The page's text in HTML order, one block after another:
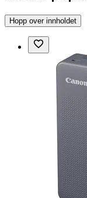
Hopp over innholdet